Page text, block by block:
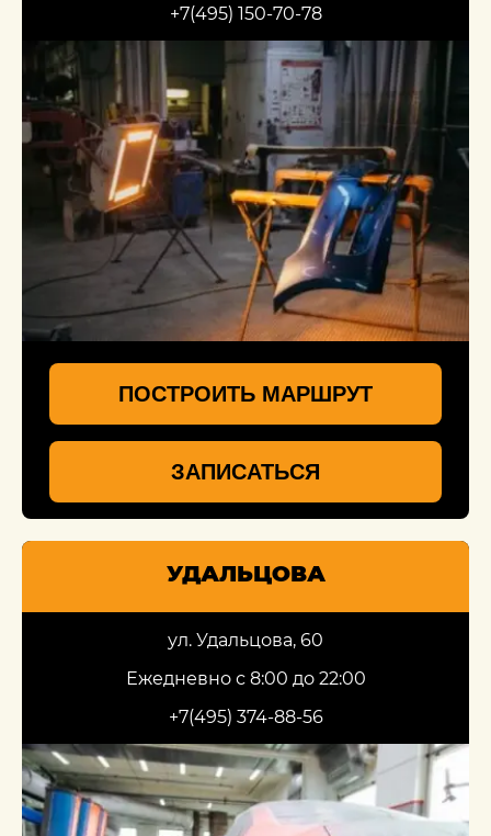
+7(495) 150-70-78
ПОСТРОИТЬ МАРШРУТ
ЗАПИСАТЬСЯ
УДАЛЬЦОВА
ул. Удальцова, 60
Ежедневно с 8:00 до 22:00
+7(495) 374-88-56